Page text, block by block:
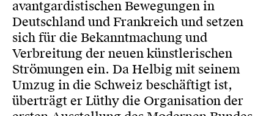
avantgardistischen Bewegungen in
Deutschland und Frankreich und setzen
sich für die Bekanntmachung und
Verbreitung der neuen künstlerischen
Strömungen ein. Da Helbig mit seinem
Umzug in die Schweiz beschäftigt ist,
überträgt er Lüthy die Organisation der